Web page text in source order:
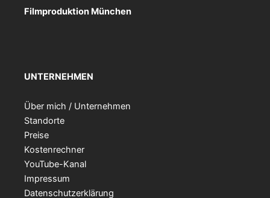
Filmproduktion München
UNTERNEHMEN
Über mich / Unternehmen
Standorte
Preise
Kostenrechner
YouTube-Kanal
Impressum
Datenschutzerklärung